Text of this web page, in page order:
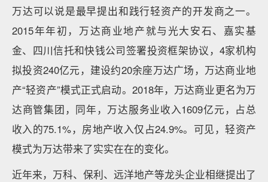
万达可以说是最早提出和践行轻资产的开发商之一。
2015年年初，万达商业地产就与光大安石、嘉实基
金、四川信托和快钱公司签署投资框架协议，4家机构
拟投资240亿元，建设约20余座万达广场，万达商业地
产“轻资产”模式正式启动。2018年，万达商业更名为万
达商管集团，同年，万达服务业收入1609亿元，占总
收入的75.1%，房地产收入仅占24.9%。可见，轻资产
模式为万达带来了实实在在的变化。
近年来，万科、保利、远洋地产等龙头企业相继提出了